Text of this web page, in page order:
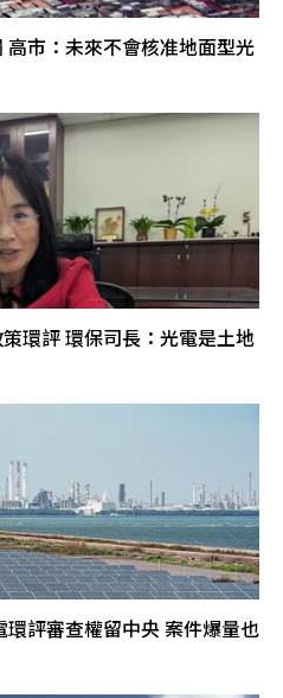
市：未來不會核准地面型光
環評 環保司長：光電是土地
評審查權留中央 案件爆量也